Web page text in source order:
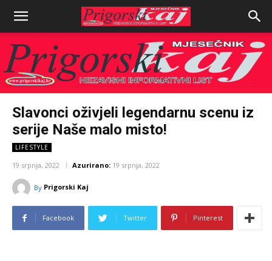
Slavonci oživjeli legendarnu scenu iz
serije Naše malo misto!
LIFESTYLE
19 srpnja, 2022 Azurirano: 19 srpnja, 2022
By Prigorski Kaj
Facebook Twitter Pinterest